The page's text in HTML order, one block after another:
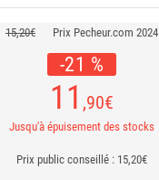
15,20€ Prix Pecheur.com 2024
-21 %
11 ,90€
Jusqu'à épuisement des stocks
Prix public conseillé : 15,20€